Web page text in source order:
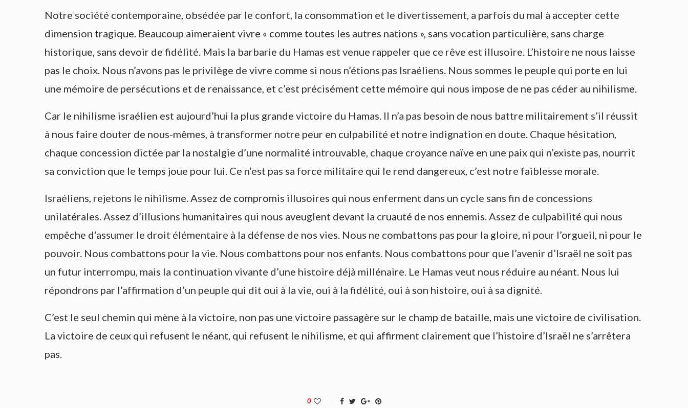
Notre société contemporaine, obsédée par le confort, la consommation et le divertissement, a parfois du mal à accepter cette
dimension tragique. Beaucoup aimeraient vivre « comme toutes les autres nations », sans vocation particulière, sans charge
historique, sans devoir de fidélité. Mais la barbarie du Hamas est venue rappeler que ce rêve est illusoire. L’histoire ne nous laisse
pas le choix. Nous n’avons pas le privilège de vivre comme si nous n’étions pas Israéliens. Nous sommes le peuple qui porte en lui
une mémoire de persécutions et de renaissance, et c’est précisément cette mémoire qui nous impose de ne pas céder au nihilisme.
Car le nihilisme israélien est aujourd’hui la plus grande victoire du Hamas. Il n’a pas besoin de nous battre militairement s’il réussit
à nous faire douter de nous-mêmes, à transformer notre peur en culpabilité et notre indignation en doute. Chaque hésitation,
chaque concession dictée par la nostalgie d’une normalité introuvable, chaque croyance naïve en une paix qui n’existe pas, nourrit
sa conviction que le temps joue pour lui. Ce n’est pas sa force militaire qui le rend dangereux, c’est notre faiblesse morale.
Israéliens, rejetons le nihilisme. Assez de compromis illusoires qui nous enferment dans un cycle sans fin de concessions
unilatérales. Assez d’illusions humanitaires qui nous aveuglent devant la cruauté de nos ennemis. Assez de culpabilité qui nous
empêche d’assumer le droit élémentaire à la défense de nos vies. Nous ne combattons pas pour la gloire, ni pour l’orgueil, ni pour le
pouvoir. Nous combattons pour la vie. Nous combattons pour nos enfants. Nous combattons pour que l’avenir d’Israël ne soit pas
un futur interrompu, mais la continuation vivante d’une histoire déjà millénaire. Le Hamas veut nous réduire au néant. Nous lui
répondrons par l’affirmation d’un peuple qui dit oui à la vie, oui à la fidélité, oui à son histoire, oui à sa dignité.
C’est le seul chemin qui mène à la victoire, non pas une victoire passagère sur le champ de bataille, mais une victoire de civilisation.
La victoire de ceux qui refusent le néant, qui refusent le nihilisme, et qui affirment clairement que l’histoire d’Israël ne s’arrêtera
pas.
0